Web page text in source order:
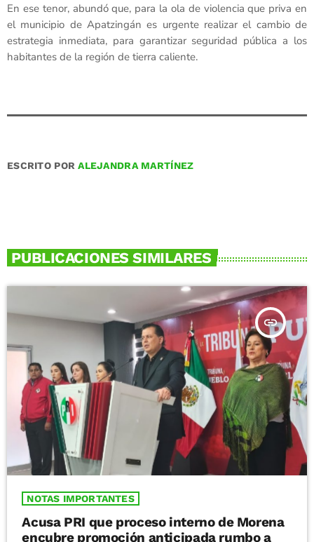
En ese tenor, abundó que, para la ola de violencia que priva en
el municipio de Apatzingán es urgente realizar el cambio de
estrategia inmediata, para garantizar seguridad pública a los
habitantes de la región de tierra caliente.
ESCRITO PORALEJANDRA MARTÍNEZ
PUBLICACIONES SIMILARES
insert_link
NOTAS IMPORTANTES
Acusa PRI que proceso interno de Morena
encubre promoción anticipada rumbo a